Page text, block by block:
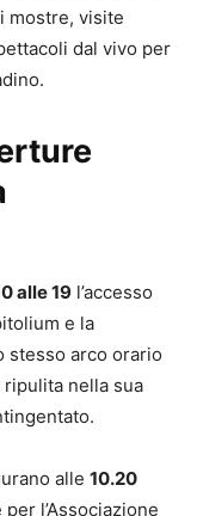
mostre, visite
dal vivo per
alle 19 l’accesso
e la
stesso arco orario
ripulita nella sua
alle 10.20
l’Associazione